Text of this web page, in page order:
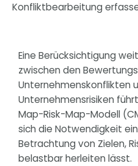
Konfliktbearbeitung
Eine Berücksichtigung
zwischen den
Unternehmenskonflikten
Unternehmensrisiken
Map-Risk-Map-Modell
sich die Notwendigkeit
Betrachtung von Zielen,
belastbar herleiten lässt.